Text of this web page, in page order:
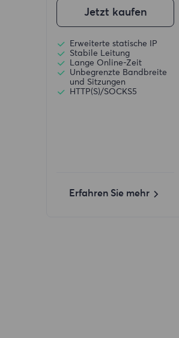
Jetzt kaufen
Erweiterte statische IP
Stabile Leitung
Lange Online-Zeit
Unbegrenzte Bandbreite
und Sitzungen
HTTP(S)/SOCKS5
Erfahren Sie mehr